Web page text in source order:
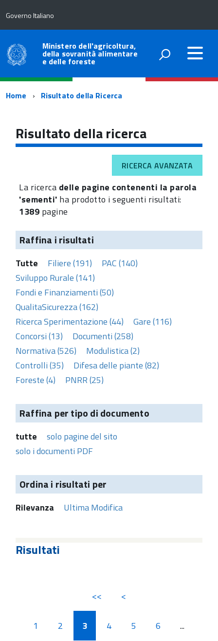
Governo Italiano
Ministero dell'agricoltura,
della sovranità alimentare
e delle foreste
Percorso
navigazione
Home Risultato della Ricerca
Risultato della ricerca
RICERCA AVANZATA
La ricerca delle pagine contenenti la parola
'sementi' ha prodotto i seguenti risultati:
1389 pagine
Raffina i risultati
Tutte Filiere (191)
PAC (140)
Sviluppo Rurale (141)
Fondi e Finanziamenti (50)
QualitaSicurezza (162)
Ricerca Sperimentazione (44)
Gare (116)
Concorsi (13)
Documenti (258)
Normativa (526)
Modulistica (2)
Controlli (35)
Difesa delle piante (82)
Foreste (4)
PNRR (25)
Raffina per tipo di documento
tutte
solo pagine del sito
solo i documenti PDF
Ordina i risultati per
Rilevanza Ultima Modifica
Risultati
<< <
1 2 3 4 5 6 ...